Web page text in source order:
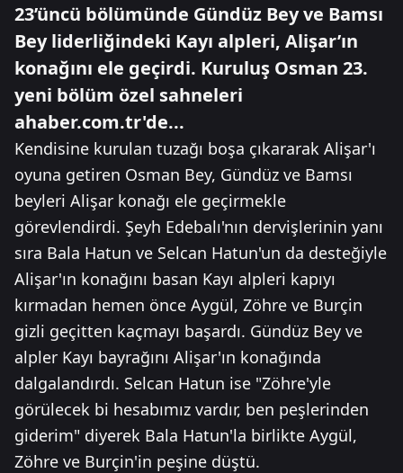
23’üncü bölümünde Gündüz Bey ve Bamsı
Bey liderliğindeki Kayı alpleri, Alişar’ın
konağını ele geçirdi. Kuruluş Osman 23.
yeni bölüm özel sahneleri
ahaber.com.tr'de...
Kendisine kurulan tuzağı boşa çıkararak Alişar'ı
oyuna getiren Osman Bey, Gündüz ve Bamsı
beyleri Alişar konağı ele geçirmekle
görevlendirdi. Şeyh Edebalı'nın dervişlerinin yanı
sıra Bala Hatun ve Selcan Hatun'un da desteğiyle
Alişar'ın konağını basan Kayı alpleri kapıyı
kırmadan hemen önce Aygül, Zöhre ve Burçin
gizli geçitten kaçmayı başardı. Gündüz Bey ve
alpler Kayı bayrağını Alişar'ın konağında
dalgalandırdı. Selcan Hatun ise "Zöhre'yle
görülecek bi hesabımız vardır, ben peşlerinden
giderim" diyerek Bala Hatun'la birlikte Aygül,
Zöhre ve Burçin'in peşine düştü.